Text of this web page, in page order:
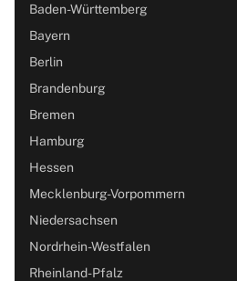
Baden-Württemberg
Bayern
Berlin
Brandenburg
Bremen
Hamburg
Hessen
Mecklenburg-Vorpommern
Niedersachsen
Nordrhein-Westfalen
Rheinland-Pfalz